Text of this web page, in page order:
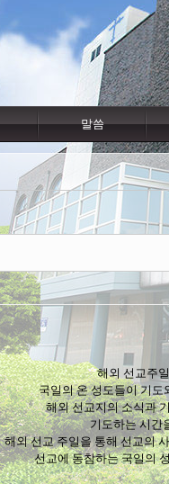
말씀
해외 선교주
국일의 온 성도들이 기도
해외 선교지의 소식과
기도하는 시간
해외 선교 주일을 통해 선교의
선교에 동참하는 국일의